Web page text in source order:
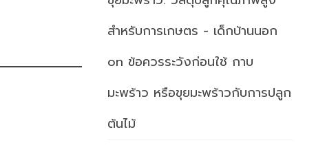
สำหรับการเกษตร - เด็กบ้านนอก
on ข้อควรระวังก่อนใช้ กาบ
มะพร้าว หรือขุยมะพร้าวกับการปลูก
ต้นไม้